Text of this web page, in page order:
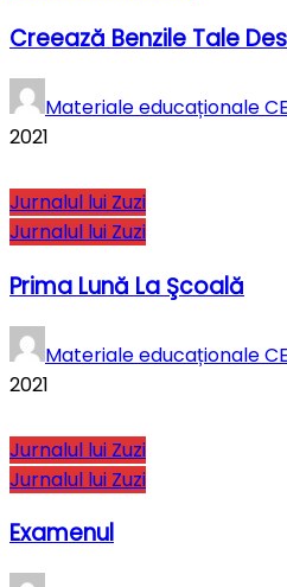
Creează Benzile Tale
Materiale educaționale
2021
Jurnalul lui Zuzi
Jurnalul lui Zuzi
Prima Lună La Şcoală
Materiale educaționale
2021
Jurnalul lui Zuzi
Jurnalul lui Zuzi
Examenul